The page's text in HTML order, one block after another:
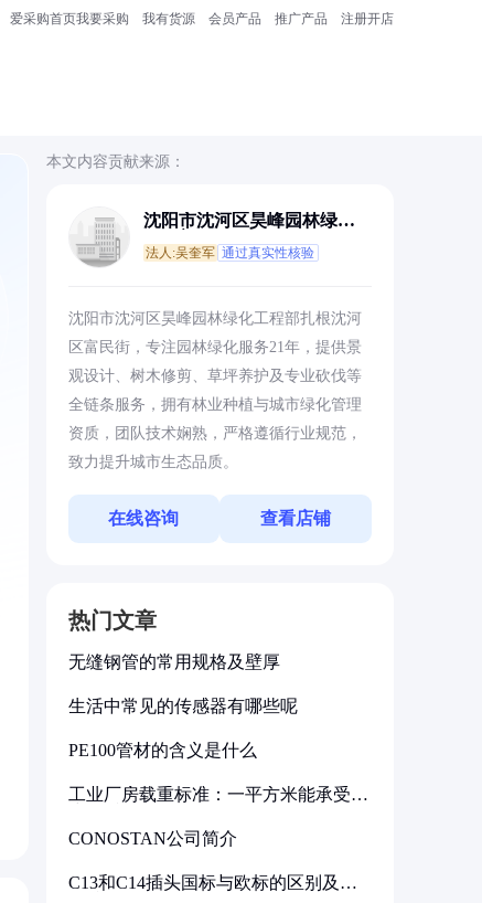
爱采购首页我要采购 我有货源 会员产品 推广产品 注册开店
本文内容贡献来源：
沈阳市沈河区昊峰园林绿化
法人:吴奎军 通过真实性核验
沈阳市沈河区昊峰园林绿化工程部扎根沈河
区富民街，专注园林绿化服务21年，提供景
观设计、树木修剪、草坪养护及专业砍伐等
全链条服务，拥有林业种植与城市绿化管理
资质，团队技术娴熟，严格遵循行业规范，
致力提升城市生态品质。
在线咨询 查看店铺
热门文章
无缝钢管的常用规格及壁厚
生活中常见的传感器有哪些呢
PE100管材的含义是什么
工业厂房载重标准：一平方米能承受多
CONOSTAN公司简介
C13和C14插头国标与欧标的区别及其